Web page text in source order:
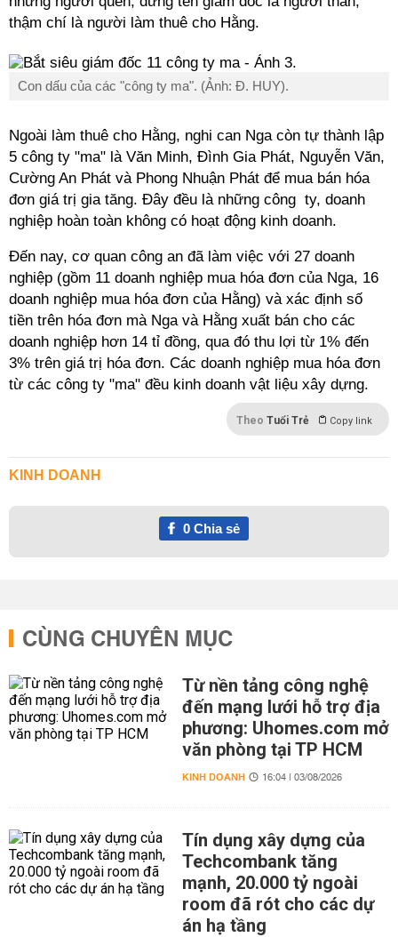
thậm chí là người làm thuê cho Hằng.
Con dấu của các "công ty ma". (Ảnh: Đ. HUY).
Ngoài làm thuê cho Hằng, nghi can Nga còn tự thành lập
5 công ty "ma" là Văn Minh, Đình Gia Phát, Nguyễn Văn,
Cường An Phát và Phong Nhuận Phát để mua bán hóa
đơn giá trị gia tăng. Đây đều là những công ty, doanh
nghiệp hoàn toàn không có hoạt động kinh doanh.
Đến nay, cơ quan công an đã làm việc với 27 doanh
nghiệp (gồm 11 doanh nghiệp mua hóa đơn của Nga, 16
doanh nghiệp mua hóa đơn của Hằng) và xác định số
tiền trên hóa đơn mà Nga và Hằng xuất bán cho các
doanh nghiệp hơn 14 tỉ đồng, qua đó thu lợi từ 1% đến
3% trên giá trị hóa đơn. Các doanh nghiệp mua hóa đơn
từ các công ty "ma" đều kinh doanh vật liệu xây dựng.
Theo Tuổi Trẻ Copy link
KINH DOANH
0Chia sẻ
CÙNG CHUYÊN MỤC
Từ nền tảng công nghệ
đến mạng lưới hỗ trợ địa
phương: Uhomes.com mở
văn phòng tại TP HCM
KINH DOANH 16:04 | 03/08/2026
Tín dụng xây dựng của
Techcombank tăng
mạnh, 20.000 tỷ ngoài
room đã rót cho các dự
án hạ tầng